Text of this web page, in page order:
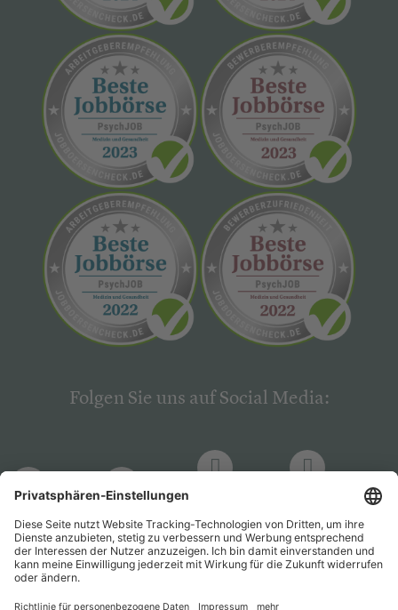
Folgen Sie uns auf Social Media:
PsychJOB PsychJOB
Hogrefe
Verlag
Hogrefe
Verlag